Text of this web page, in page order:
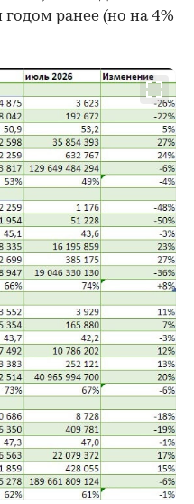
годом ранее (но на 4%